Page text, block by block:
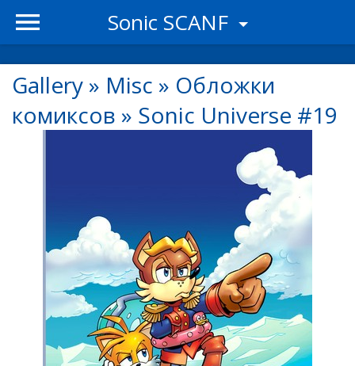
Sonic SCANF
Gallery » Misc » Обложки
комиксов » Sonic Universe #19